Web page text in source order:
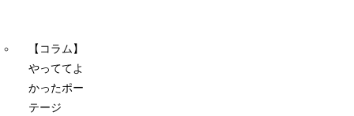
【コラム】
やっててよ
かったポー
テージ